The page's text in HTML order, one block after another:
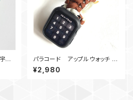
宙
パラコード アップルウォッチ バ
ンド44_Hummingbird＿BW
¥2,980